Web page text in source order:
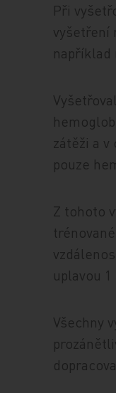
Při
vyšetření
například
zátěži a
pouze
Z tohoto
uplavou
Všechny